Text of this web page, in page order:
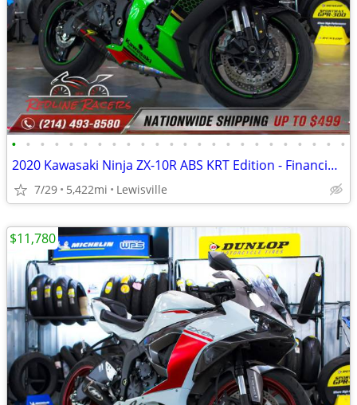
• • • • • • • • • • • • • • • • • • • • • • • •
2020 Kawasaki Ninja ZX-10R ABS KRT Edition - Financing Available!
7/29 5,422mi Lewisville
$11,780